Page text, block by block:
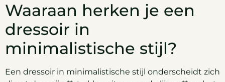
Waaraan herken je een
dressoir in
minimalistische stijl?
Een dressoir in minimalistische stijl onderscheidt zich